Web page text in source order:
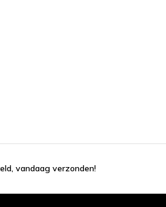
vandaag verzonden!